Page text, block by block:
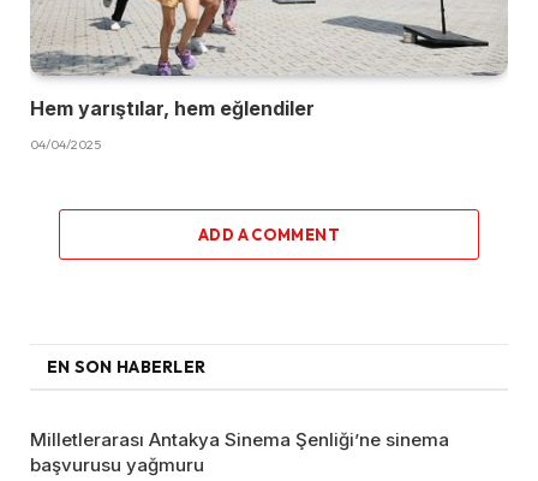
Hem yarıştılar, hem eğlendiler
04/04/2025
ADD A COMMENT
EN SON HABERLER
Milletlerarası Antakya Sinema Şenliği’ne sinema
başvurusu yağmuru